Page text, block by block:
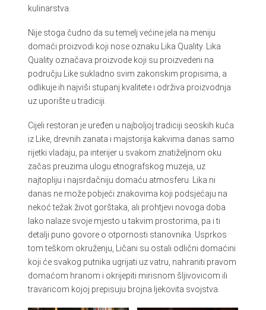
kulinarstva.
Nije stoga čudno da su temelj većine jela na meniju
domaći proizvodi koji nose oznaku Lika Quality. Lika
Quality označava proizvode koji su proizvedeni na
području Like sukladno svim zakonskim propisima, a
odlikuje ih najviši stupanj kvalitete i održiva proizvodnja
uz uporište u tradiciji.
Cijeli restoran je uređen u najboljoj tradiciji seoskih kuća
iz Like, drevnih zanata i majstorija kakvima danas samo
rijetki vladaju, pa interijer u svakom znatiželjnom oku
začas preuzima ulogu etnografskog muzeja, uz
najtopliju i najsrdačniju domaću atmosferu. Lika ni
danas ne može pobjeći znakovima koji podsjećaju na
nekoć težak život gorštaka, ali prohtjevi novoga doba
lako nalaze svoje mjesto u takvim prostorima, pa i ti
detalji puno govore o otpornosti stanovnika. Usprkos
tom teškom okruženju, Ličani su ostali odlični domaćini
koji će svakog putnika ugrijati uz vatru, nahraniti pravom
domaćom hranom i okrijepiti mirisnom šljivovicom ili
travaricom kojoj prepisuju brojna ljekovita svojstva.